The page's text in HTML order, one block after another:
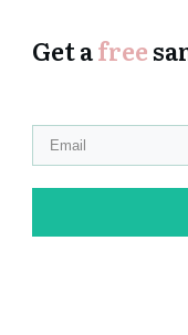
Get afree